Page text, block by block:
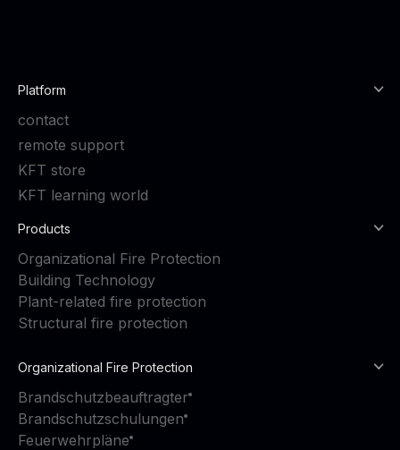
Platform
contact
remote support
KFT store
KFT learning world
Products
Organizational Fire Protection
Building Technology
Plant-related fire protection
Structural fire protection
Organizational Fire Protection
Brandschutzbeauftragter
Brandschutzschulungen
Feuerwehrpläne